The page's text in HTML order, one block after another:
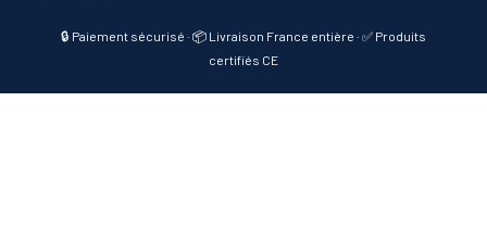
🔒 Paiement sécurisé · 📦 Livraison France entière · ✅ Produits
certifiés CE